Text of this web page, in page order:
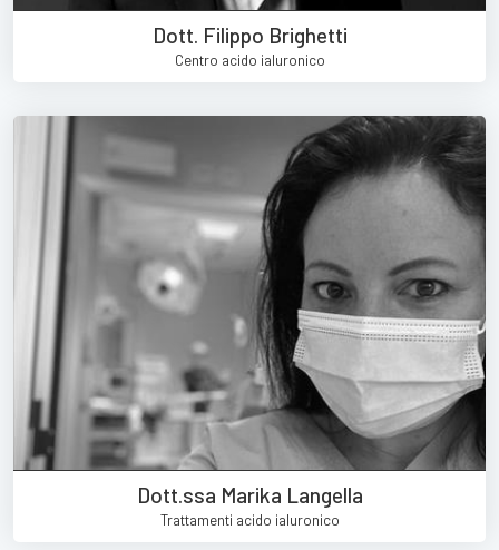
Dott. Filippo Brighetti
Centro acido ialuronico
Dott.ssa Marika Langella
Trattamenti acido ialuronico